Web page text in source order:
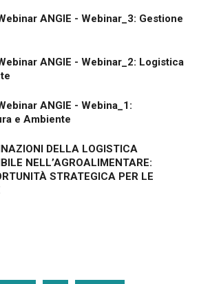
ANGIE - Webinar_3: Gestione
ANGIE - Webinar_2: Logistica
ANGIE - Webina_1:
e Ambiente
DELLA LOGISTICA
NELL’AGROALIMENTARE:
STRATEGICA PER LE